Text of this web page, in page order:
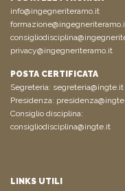
info@ingegneriteramo.it
privacy@ingegneriteramo.it
POSTA CERTIFICATA
Segreteria: segreteria@ingte.it
Presidenza:
Consiglio disciplina:
consigliodisciplina@ingte.it
LINKS UTILI